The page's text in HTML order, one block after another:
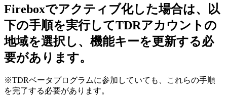
Fireboxでアクティブ化した場合は、以
下の手順を実行してTDRアカウントの
地域を選択し、機能キーを更新する必
要があります。
※TDRベータプログラムに参加していても、これらの手順
を完了する必要があります。